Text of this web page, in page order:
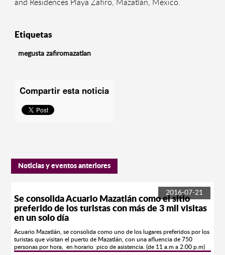
and Residences Playa Zafiro, Mazatlán, México.
Etiquetas
megusta zafiromazatlan
Compartir esta noticia
Noticias y eventos anteriores
2016-07-21
Se consolida Acuario Mazatlán como el sitio
preferido de los turistas con más de 3 mil visitas
en un solo día
Acuario Mazatlán, se consolida como uno de los lugares preferidos por los
turistas que visitan el puerto de Mazatlán, con una afluencia de 750
personas por hora, en horario pico de asistencia. (de 11 a.m a 2:00 p.m)